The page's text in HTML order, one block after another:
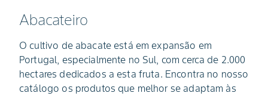
Abacateiro
O cultivo de abacate está em expansão em
Portugal, especialmente no Sul, com cerca de 2.000
hectares dedicados a esta fruta. Encontra no nosso
catálogo os produtos que melhor se adaptam às